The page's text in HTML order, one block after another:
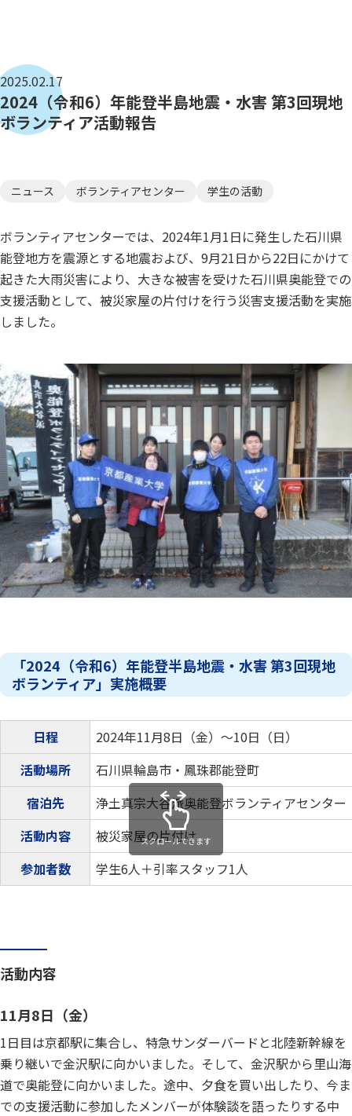
2025.02.17
2024（令和6）年能登半島地震・水害 第3回現地
ボランティア活動報告
ニュース ボランティアセンター 学生の活動
ボランティアセンターでは、2024年1月1日に発生した石川県
能登地方を震源とする地震および、9月21日から22日にかけて
起きた大雨災害により、大きな被害を受けた石川県奥能登での
支援活動として、被災家屋の片付けを行う災害支援活動を実施
しました。
「2024（令和6）年能登半島地震・水害 第3回現地
ボランティア」実施概要
日程
2024年11月8日（金）～10日（日）
活動場所
石川県輪島市・鳳珠郡能登町
宿泊先
浄土真宗大谷派奥能登ボランティアセンター
活動内容
被災家屋の片付け
参加者数
学生6人＋引率スタッフ1人
スクロールできます
活動内容
11月8日（金）
1日目は京都駅に集合し、特急サンダーバードと北陸新幹線を
乗り継いで金沢駅に向かいました。そして、金沢駅から里山海
道で奥能登に向かいました。途中、夕食を買い出したり、今ま
での支援活動に参加したメンバーが体験談を語ったりする中